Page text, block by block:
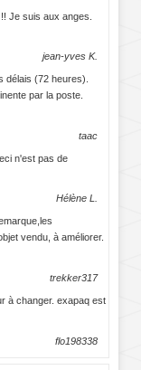
Je suis aux anges.
jean-yves K.
délais (72 heures).
par la poste.
taac
n'est pas de
Hélène L.
vendu, à améliorer.
trekker317
à changer. exapaq est
flo198338